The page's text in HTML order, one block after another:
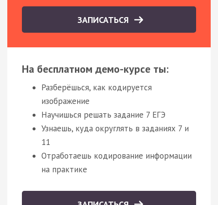
ЗАПИСАТЬСЯ
На бесплатном демо-курсе ты:
Разберёшься, как кодируется
изображение
Научишься решать задание 7 ЕГЭ
Узнаешь, куда округлять в заданиях 7 и
11
Отработаешь кодирование информации
на практике